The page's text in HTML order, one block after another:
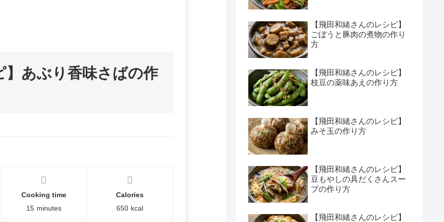
】あぶり香味さばの作
Cooking time
15 minutes
Calories
650 kcal
【飛田和緒さんのレシピ】
ごぼうと豚肉の煮物の作り
方
【飛田和緒さんのレシピ】
枝豆の薬味あえの作り方
【飛田和緒さんのレシピ】
みそ玉の作り方
【飛田和緒さんのレシピ】
豆もやしの具だくさんスー
プの作り方
【飛田和緒さんのレシピ】